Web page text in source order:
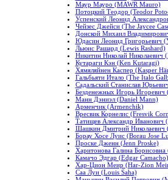
Маур Мауро (MAWR Mauro)
Потоцкий Теодор (Teodor
Успенский Леонид
Чейзес Джейси (The Jaycee
Донской Михаил
Юдасин Леонид Григорьевич
Льюис Рашард (Lewis Rashard)
Никитин Николай
Кутараги Кэн (Ken Kutaragi)
Хямяляйнен Каспер (Kasper
Гальбьяти Итало (The Italo
Садальский Станислав
Безденежных Игорь
Манн Дэниэл (Daniel Mann)
Арменчик (Armenchik)
Вресвик Корнелис (Fresvik
Татищев Александр Иванович
Шашкин Дмитрий Николаевич
Борау Хосе Луис (Borau Jose
Проске Дженн (Jenn Proske)
Харитонова Галина
Камачо Эдгар (Edgar Camacho)
Хар-Цион Меир (Har-Zion
Саа Луи (Louis Saha)